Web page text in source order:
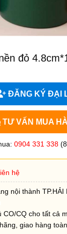
đỏ
ĐĂNG KÝ ĐẠI
TƯ VẤN MUA
0904 331 338
hệ
nội thành
CO/CQ cho tất cả
giao hàng